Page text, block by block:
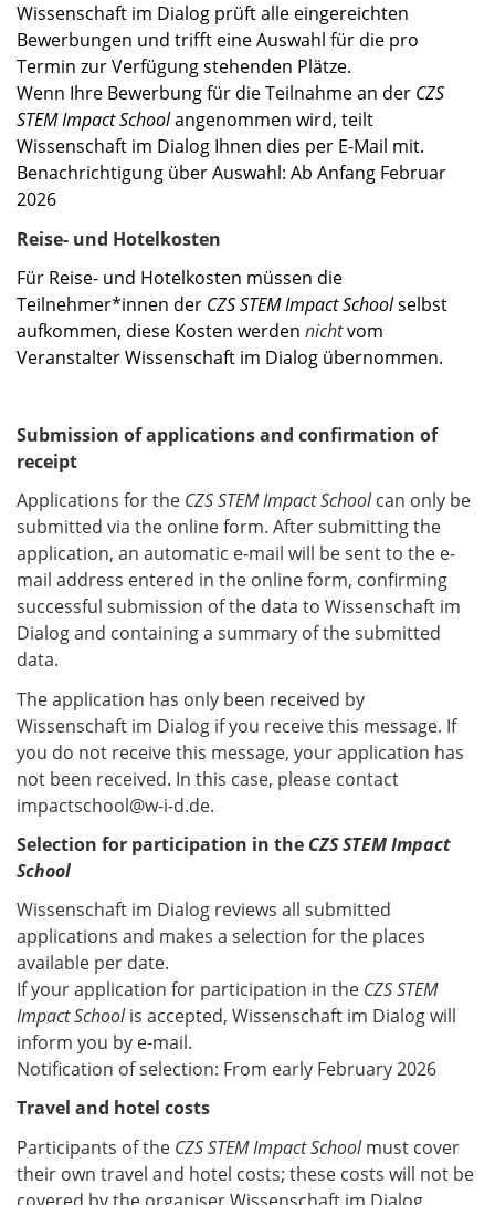
Wissenschaft im Dialog prüft alle eingereichten
Bewerbungen und trifft eine Auswahl für die pro
Termin zur Verfügung stehenden Plätze.
Wenn Ihre Bewerbung für die Teilnahme an der CZS
STEM Impact Schoolangenommen wird, teilt
Wissenschaft im Dialog Ihnen dies per E-Mail mit.
Benachrichtigung über Auswahl: Ab Anfang Februar
2026
Reise- und Hotelkosten
Für Reise- und Hotelkosten müssen die
Teilnehmer*innen der CZS STEM Impact Schoolselbst
aufkommen, diese Kosten werden nichtvom
Veranstalter Wissenschaft im Dialog übernommen.
Submission of applications and confirmation of
receipt
Applications for the CZS STEM Impact Schoolcan only be
submitted via the online form. After submitting the
application, an automatic e-mail will be sent to the e-
mail address entered in the online form, confirming
successful submission of the data to Wissenschaft im
Dialog and containing a summary of the submitted
data.
The application has only been received by
Wissenschaft im Dialog if you receive this message. If
you do not receive this message, your application has
not been received. In this case, please contact
impactschool@w-i-d.de.
Selection for participation in the CZS STEM Impact
School
Wissenschaft im Dialog reviews all submitted
applications and makes a selection for the places
available per date.
If your application for participation in the CZS STEM
Impact Schoolis accepted, Wissenschaft im Dialog will
inform you by e-mail.
Notification of selection: From early February 2026
Travel and hotel costs
Participants of the CZS STEM Impact Schoolmust cover
their own travel and hotel costs; these costs will not be
covered by the organiser Wissenschaft im Dialog.